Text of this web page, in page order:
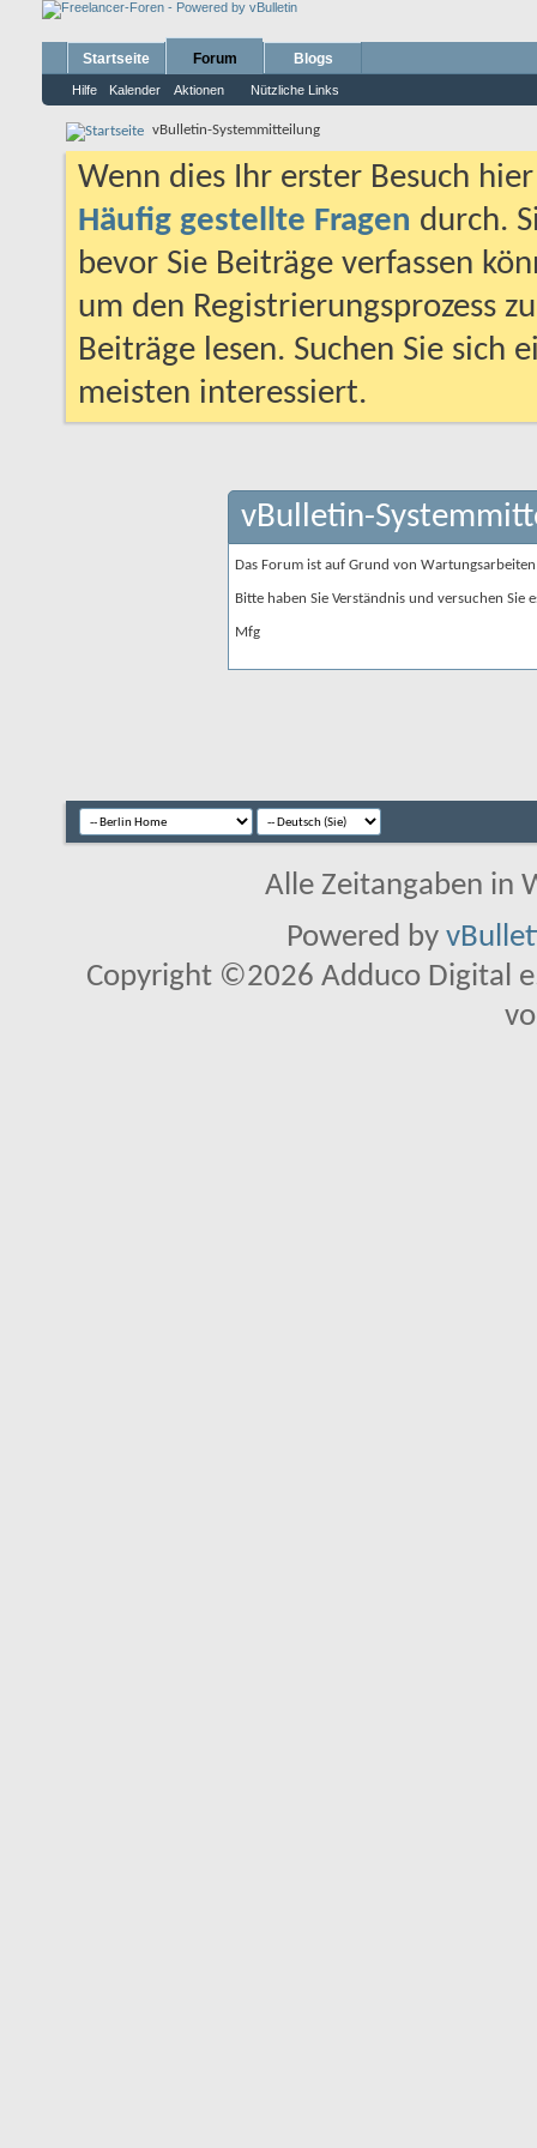
Startseite Forum
Hilfe Kalender Aktionen Nützliche Links
Blogs
vBulletin-Systemmitteilung
Wenn dies Ihr erster Besuch
Häufig gestellte Fragen durch.
bevor Sie Beiträge verfassen
um den Registrierungsprozess
Beiträge lesen. Suchen Sie sich
meisten interessiert.
vBulletin-
Das Forum ist auf Grund von
Bitte haben Sie Verständnis und versuchen Sie
Mfg
Alle Zeitangaben in
Powered by
Copyright ©2026 Adduco Digital